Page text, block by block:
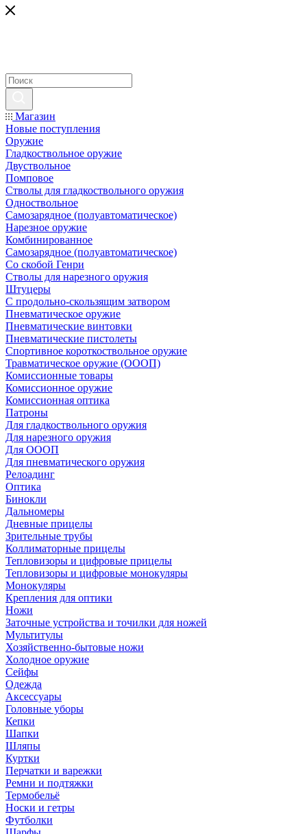
Магазин
Новые поступления
Оружие
Гладкоствольное оружие
Двуствольное
Помповое
Стволы для гладкоствольного оружия
Одноствольное
Самозарядное (полуавтоматическое)
Нарезное оружие
Комбинированное
Самозарядное (полуавтоматическое)
Со скобой Генри
Стволы для нарезного оружия
Штуцеры
С продольно-скользящим затвором
Пневматическое оружие
Пневматические винтовки
Пневматические пистолеты
Спортивное короткоствольное оружие
Травматическое оружие (ОООП)
Комиссионные товары
Комиссионное оружие
Комиссионная оптика
Патроны
Для гладкоствольного оружия
Для нарезного оружия
Для ОООП
Для пневматического оружия
Релоадинг
Оптика
Бинокли
Дальномеры
Дневные прицелы
Зрительные трубы
Коллиматорные прицелы
Тепловизоры и цифровые прицелы
Тепловизоры и цифровые монокуляры
Монокуляры
Крепления для оптики
Ножи
Заточные устройства и точилки для ножей
Мультитулы
Хозяйственно-бытовые ножи
Холодное оружие
Сейфы
Одежда
Аксессуары
Головные уборы
Кепки
Шапки
Шляпы
Куртки
Перчатки и варежки
Ремни и подтяжки
Термобельё
Носки и гетры
Футболки